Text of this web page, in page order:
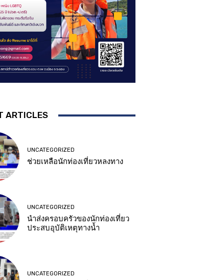
ARTICLES
UNCATEGORIZED
ช่วยเหลือนักท่องเที่ยวหลงทาง
UNCATEGORIZED
นำส่งครอบครัวของนักท่องเที่ยว
ประสบอุบัติเหตุทางน้ำ
UNCATEGORIZED